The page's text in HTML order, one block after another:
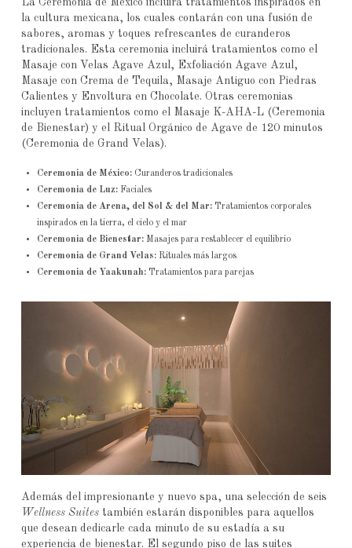
La Ceremonia de México incluirá tratamientos inspirados en
la cultura mexicana, los cuales contarán con una fusión de
sabores, aromas y toques refrescantes de curanderos
tradicionales. Esta ceremonia incluirá tratamientos como el
Masaje con Velas Agave Azul, Exfoliación Agave Azul,
Masaje con Crema de Tequila, Masaje Antiguo con Piedras
Calientes y Envoltura en Chocolate. Otras ceremonias
incluyen tratamientos como el Masaje K-AHA-L (Ceremonia
de Bienestar) y el Ritual Orgánico de Agave de 120 minutos
(Ceremonia de Grand Velas).
Ceremonia de México: Curanderos tradicionales
Ceremonia de Luz:Faciales
Ceremonia de Arena, del Sol & del Mar: Tratamientos corporales
inspirados en la tierra, el cielo y el mar
Ceremonia de Bienestar:Masajes para restablecer el equilibrio
Ceremonia de Grand Velas:Rituales más largos
Ceremonia de Yaakunah:Tratamientos para parejas
Además del impresionante y nuevo spa, una selección de seis
Wellness Suitestambién estarán disponibles para aquellos
que desean dedicarle cada minuto de su estadía a su
experiencia de bienestar. El segundo piso de las suites